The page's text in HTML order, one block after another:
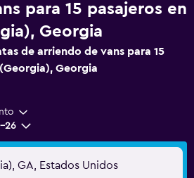
para 15 pasajeros en
Georgia
de arriendo de vans para 15
Georgia
26
GA, Estados Unidos